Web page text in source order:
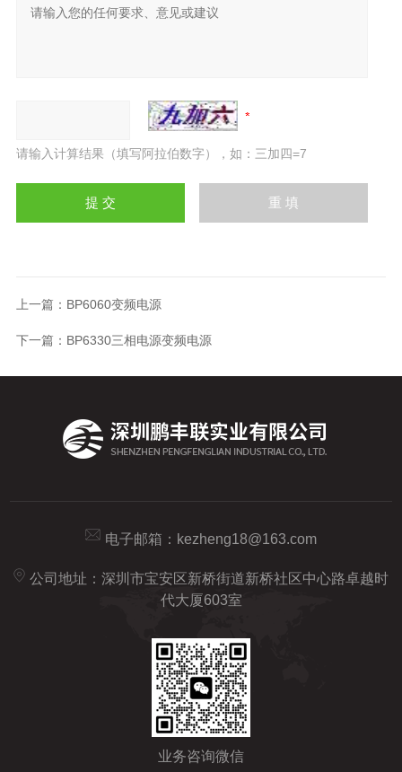
请输入计算结果（填写阿拉伯数字），如：三加四=7
上一篇： BP6060变频电源
下一篇： BP6330三相电源变频电源
电子邮箱： kezheng18@163.com
公司地址：深圳市宝安区新桥街道新桥社区中心路卓越时
代大厦603室
业务咨询微信